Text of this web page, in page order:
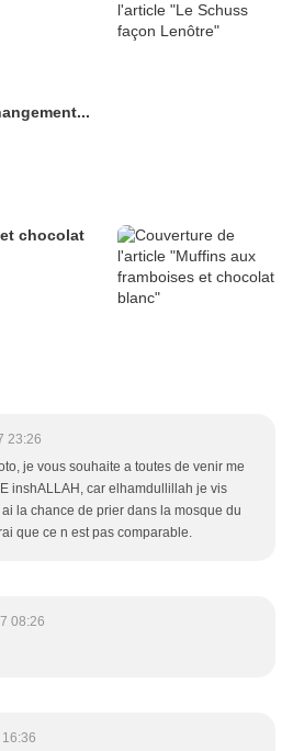
chocolat
23:26
je vous souhaite a toutes de venir me
inshALLAH, car elhamdullillah je vis
la chance de prier dans la mosque du
que ce n est pas comparable.
08:26